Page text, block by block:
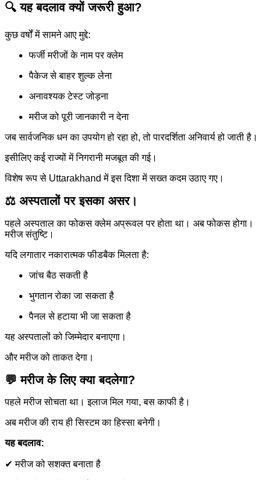
🔍 यह बदलाव क्यों जरूरी हुआ?
कुछ वर्षों में सामने आए मुद्दे:
फर्जी मरीजों के नाम पर क्लेम
पैकेज से बाहर शुल्क लेना
अनावश्यक टेस्ट जोड़ना
मरीज को पूरी जानकारी न देना
जब सार्वजनिक धन का उपयोग हो रहा हो, तो पारदर्शिता अनिवार्य हो जाती है।
इसीलिए कई राज्यों में निगरानी मजबूत की गई।
विशेष रूप से Uttarakhand में इस दिशा में सख्त कदम उठाए गए।
⚖️ अस्पतालों पर इसका असर।
पहले अस्पताल का फोकस क्लेम अप्रूवल पर होता था। अब फोकस होगा।
मरीज संतुष्टि।
यदि लगातार नकारात्मक फीडबैक मिलता है:
जांच बैठ सकती है
भुगतान रोका जा सकता है
पैनल से हटाया भी जा सकता है
यह अस्पतालों को जिम्मेदार बनाएगा।
और मरीज को ताकत देगा।
💬 मरीज के लिए क्या बदलेगा?
पहले मरीज सोचता था। इलाज मिल गया, बस काफी है।
अब मरीज की राय ही सिस्टम का हिस्सा बनेगी।
यह बदलाव:
✔ मरीज को सशक्त बनाता है